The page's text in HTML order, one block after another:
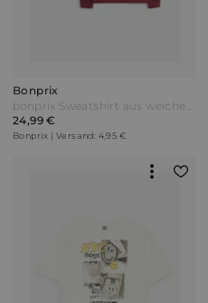
Bonprix
bonprix Sweatshirt aus weicher Bio Baumwolle (2er Pack) Schwarz
24,99 €
Bonprix | Versand: 4,95 €